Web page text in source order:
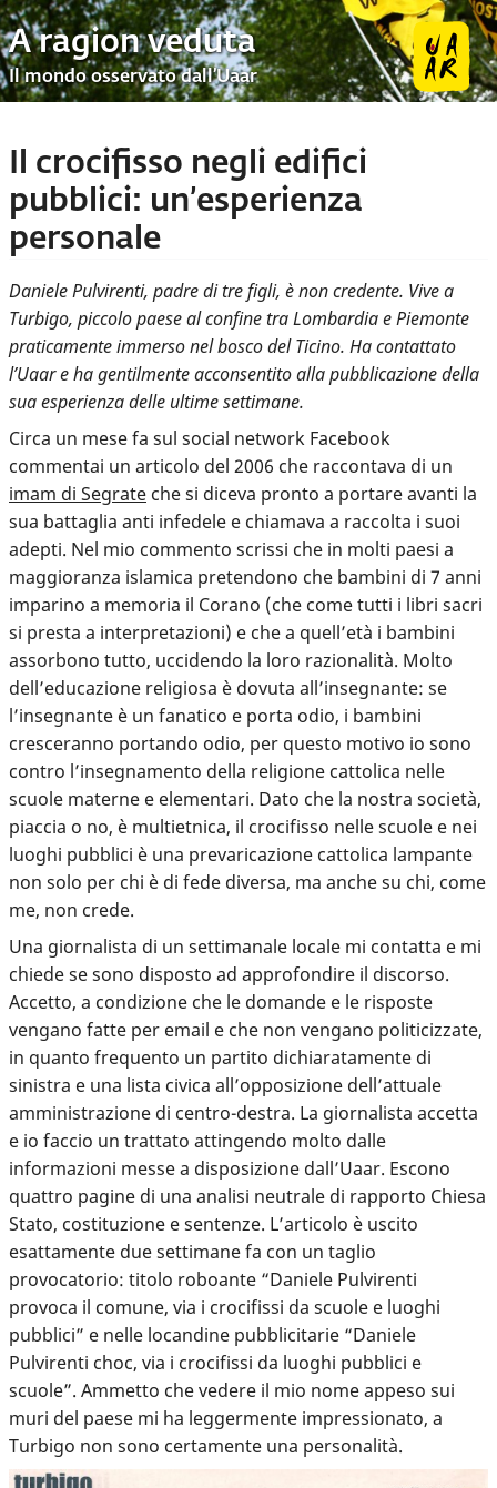
A ragion veduta
Il mondo osservato dall’Uaar
Il crocifisso negli edifici
pubblici: un’esperienza
personale
Daniele Pulvirenti, padre di tre figli, è non credente. Vive a
Turbigo, piccolo paese al confine tra Lombardia e Piemonte
praticamente immerso nel bosco del Ticino. Ha contattato
l’Uaar e ha gentilmente acconsentito alla pubblicazione della
sua esperienza delle ultime settimane.
Circa un mese fa sul social network Facebook
commentai un articolo del 2006 che raccontava di un
imam di Segrate che si diceva pronto a portare avanti la
sua battaglia anti infedele e chiamava a raccolta i suoi
adepti. Nel mio commento scrissi che in molti paesi a
maggioranza islamica pretendono che bambini di 7 anni
imparino a memoria il Corano (che come tutti i libri sacri
si presta a interpretazioni) e che a quell’età i bambini
assorbono tutto, uccidendo la loro razionalità. Molto
dell’educazione religiosa è dovuta all’insegnante: se
l’insegnante è un fanatico e porta odio, i bambini
cresceranno portando odio, per questo motivo io sono
contro l’insegnamento della religione cattolica nelle
scuole materne e elementari. Dato che la nostra società,
piaccia o no, è multietnica, il crocifisso nelle scuole e nei
luoghi pubblici è una prevaricazione cattolica lampante
non solo per chi è di fede diversa, ma anche su chi, come
me, non crede.
Una giornalista di un settimanale locale mi contatta e mi
chiede se sono disposto ad approfondire il discorso.
Accetto, a condizione che le domande e le risposte
vengano fatte per email e che non vengano politicizzate,
in quanto frequento un partito dichiaratamente di
sinistra e una lista civica all’opposizione dell’attuale
amministrazione di centro-destra. La giornalista accetta
e io faccio un trattato attingendo molto dalle
informazioni messe a disposizione dall’Uaar. Escono
quattro pagine di una analisi neutrale di rapporto Chiesa
Stato, costituzione e sentenze. L’articolo è uscito
esattamente due settimane fa con un taglio
provocatorio: titolo roboante “Daniele Pulvirenti
provoca il comune, via i crocifissi da scuole e luoghi
pubblici” e nelle locandine pubblicitarie “Daniele
Pulvirenti choc, via i crocifissi da luoghi pubblici e
scuole”. Ammetto che vedere il mio nome appeso sui
muri del paese mi ha leggermente impressionato, a
Turbigo non sono certamente una personalità.